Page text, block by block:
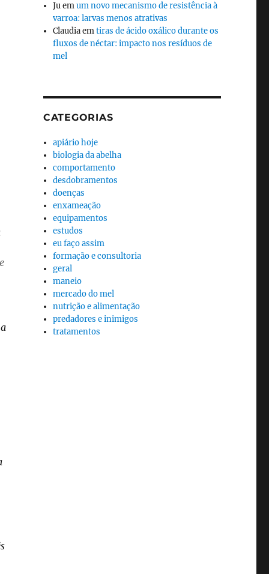
Juemum novo mecanismo de resistência à
varroa: larvas menos atrativas
Claudiaemtiras de ácido oxálico durante os
fluxos de néctar: impacto nos resíduos de
mel
CATEGORIAS
apiário hoje
biologia da abelha
comportamento
desdobramentos
doenças
enxameação
equipamentos
estudos
eu faço assim
formação e consultoria
geral
maneio
mercado do mel
nutrição e alimentação
predadores e inimigos
tratamentos